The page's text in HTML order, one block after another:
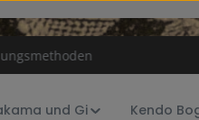
und Gi Kendo